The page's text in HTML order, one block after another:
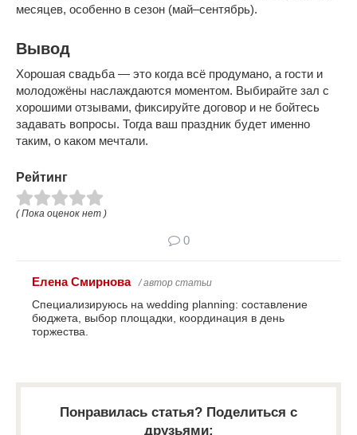
месяцев, особенно в сезон (май–сентябрь).
Вывод
Хорошая свадьба — это когда всё продумано, а гости и
молодожёны наслаждаются моментом. Выбирайте зал с
хорошими отзывами, фиксируйте договор и не бойтесь
задавать вопросы. Тогда ваш праздник будет именно
таким, о каком мечтали.
Рейтинг
( Пока оценок нет )
0
Елена Смирнова / автор статьи
Специализируюсь на wedding planning: составление
бюджета, выбор площадки, координация в день
торжества.
Понравилась статья? Поделиться с
друзьями: